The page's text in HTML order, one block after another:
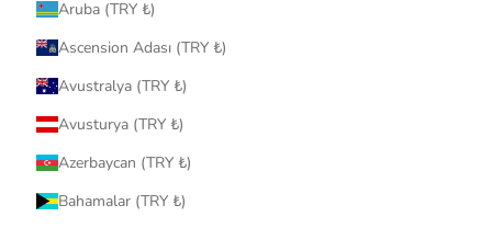
Aruba (TRY ₺)
Ascension Adası (TRY ₺)
Avustralya (TRY ₺)
Avusturya (TRY ₺)
Azerbaycan (TRY ₺)
Bahamalar (TRY ₺)